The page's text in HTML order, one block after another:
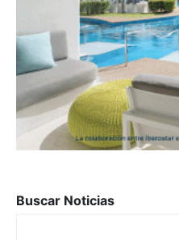
Buscar Noticias